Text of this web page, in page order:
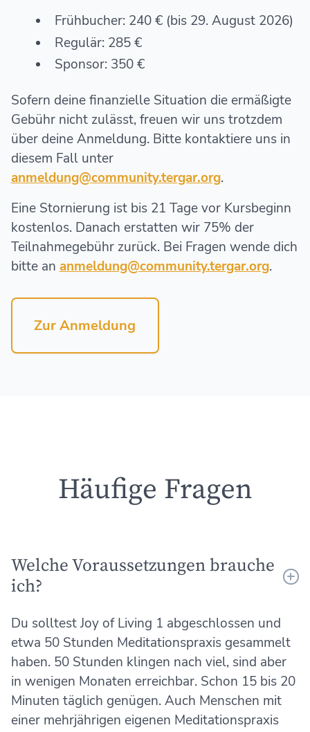
Frühbucher: 240 € (bis 29. August 2026)
Regulär: 285 €
Sponsor: 350 €
Sofern deine finanzielle Situation die ermäßigte
Gebühr nicht zulässt, freuen wir uns trotzdem
über deine Anmeldung. Bitte kontaktiere uns in
diesem Fall unter
anmeldung@community.tergar.org.
Eine Stornierung ist bis 21 Tage vor Kursbeginn
kostenlos. Danach erstatten wir 75% der
Teilnahmegebühr zurück. Bei Fragen wende dich
bitte an anmeldung@community.tergar.org.
Zur Anmeldung
Häufige Fragen
Welche Voraussetzungen brauche
ich?
Du solltest Joy of Living 1 abgeschlossen und
etwa 50 Stunden Meditationspraxis gesammelt
haben. 50 Stunden klingen nach viel, sind aber
in wenigen Monaten erreichbar. Schon 15 bis 20
Minuten täglich genügen. Auch Menschen mit
einer mehrjährigen eigenen Meditationspraxis